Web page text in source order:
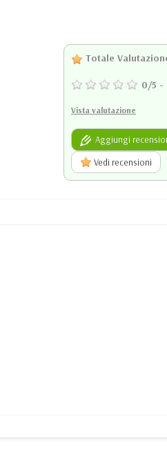
Totale
0/5 -
Vista valutazione
Aggiungi
Vedi recensioni